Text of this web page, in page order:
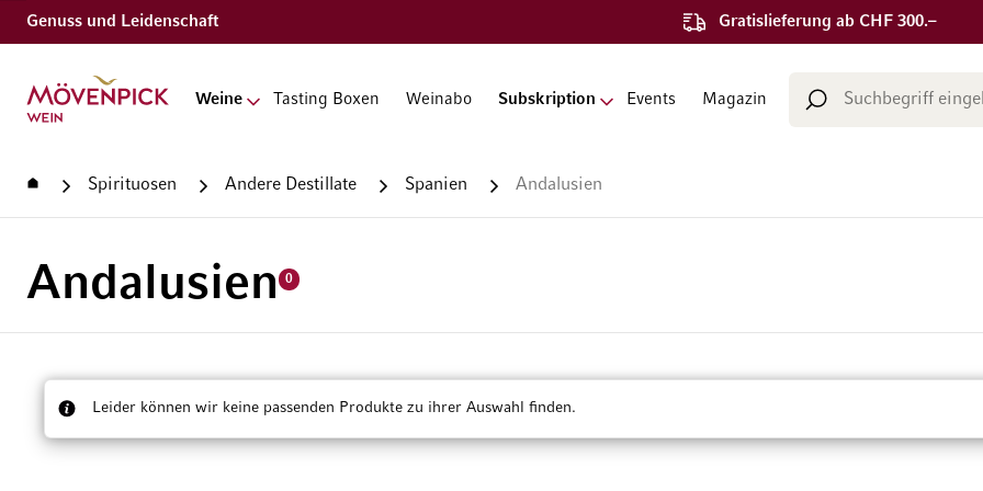
Genuss und Leidenschaft Gratislieferung ab CHF 300.–
Zur Startseite
Weine Tasting Boxen Weinabo Subskription Events Magazin
Suche
StartseiteSpirituosen Andere Destillate Spanien Andalusien
Andalusien 0
Leider können wir keine passenden Produkte zu ihrer Auswahl finden.